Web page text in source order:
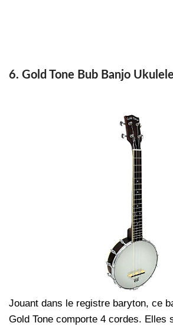
6. Gold Tone Bub Banjo
Jouant dans le registre baryton, ce
Gold Tone comporte 4 cordes. Elles